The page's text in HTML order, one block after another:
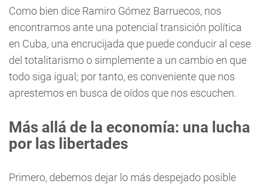
Como bien dice Ramiro Gómez Barruecos, nos
encontramos ante una potencial transición política
en Cuba, una encrucijada que puede conducir al cese
del totalitarismo o simplemente a un cambio en que
todo siga igual; por tanto, es conveniente que nos
aprestemos en busca de oídos que nos escuchen.
Más allá de la economía: una lucha
por las libertades
Primero, debemos dejar lo más despejado posible